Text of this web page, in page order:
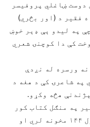
ښاغلي پروفيسر
فقير د (اور بڅري)
په ليدو ېې ډېر خوښ
کې دا کوچنۍ شعري
ورسره له نږدې
په شاعرۍ کې د هغه د
هڅه وکړو.
په منګل کتاب کور
کې په عادي کاغذ کې چاپ شوې چې ټول ۱۴۴ مخونه لري او